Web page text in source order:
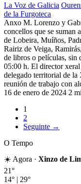
La Voz de Galicia
de la Furgoteca
Anxo M. Lorenzo y
concellos que se suman
de Lobeira, Muíños,
Rairiz de Veiga,
de libros o películas, sin
05:00 h. El director
delegado territorial de
reunión de trabajo con
16 de enero de 2024 2
1
2
Seguinte →
O Tempo
☀️ Agora · Xinzo de
21°
14° | 29°